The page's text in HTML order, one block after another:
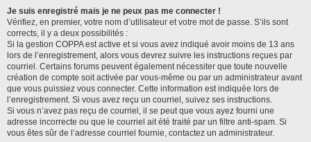
Je suis enregistré mais je ne peux pas me connecter !
Vérifiez, en premier, votre nom d’utilisateur et votre mot de passe. S’ils sont
corrects, il y a deux possibilités :
Si la gestion COPPA est active et si vous avez indiqué avoir moins de 13 ans
lors de l’enregistrement, alors vous devrez suivre les instructions reçues par
courriel. Certains forums peuvent également nécessiter que toute nouvelle
création de compte soit activée par vous-même ou par un administrateur avant
que vous puissiez vous connecter. Cette information est indiquée lors de
l’enregistrement. Si vous avez reçu un courriel, suivez ses instructions.
Si vous n’avez pas reçu de courriel, il se peut que vous ayez fourni une
adresse incorrecte ou que le courriel ait été traité par un filtre anti-spam. Si
vous êtes sûr de l’adresse courriel fournie, contactez un administrateur.